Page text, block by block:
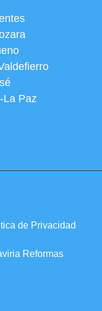
La Paz
Reformas
de Privacidad